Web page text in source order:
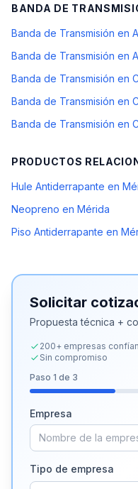
BANDA DE
Banda de Transmisión en
Banda de Transmisión en
Banda de Transmisión en
Banda de Transmisión en
Banda de Transmisión en
PRODUCTOS
Hule Antiderrapante en
Neopreno en Mérida
Piso Antiderrapante en
Solicitar
Propuesta técnica +
200+ empresas confían
Sin compromiso
Paso 1 de 3
Empresa
Tipo de empresa